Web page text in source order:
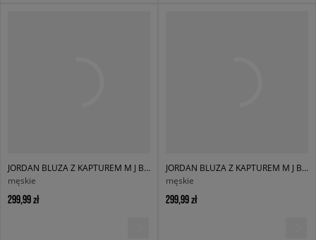
JORDAN BLUZA Z KAPTUREM M J BRK OVZ FLC PO BB
męskie
299,99 zł
JORDAN BLUZA Z KAPTUREM M J BRK OVZ FLC PO BB
męskie
299,99 zł